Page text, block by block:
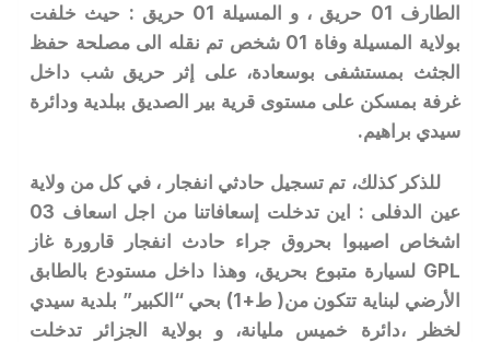
الطارف 01 حريق ، و المسيلة 01 حريق : حيث خلفت
بولاية المسيلة وفاة 01 شخص تم نقله الى مصلحة حفظ
الجثث بمستشفى بوسعادة، على إثر حريق شب داخل
غرفة بمسكن على مستوى قرية بير الصديق ببلدية ودائرة
سيدي براهيم.
للذكر كذلك، تم تسجيل حادثي انفجار ، في كل من ولاية
عين الدفلى : اين تدخلت إسعافاتنا من اجل اسعاف 03
اشخاص اصيبوا بحروق جراء حادث انفجار قارورة غاز
GPL لسيارة متبوع بحريق، وهذا داخل مستودع بالطابق
الأرضي لبناية تتكون من( ط+1) بحي “الكبير” بلدية سيدي
لخظر ،دائرة خميس مليانة، و بولاية الجزائر تدخلت